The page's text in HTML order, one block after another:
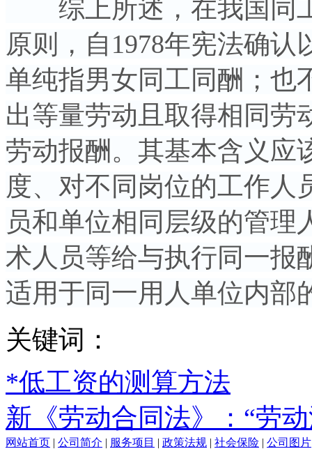
综上所述，在我国同
原则，自1978年宪法确
单纯指男女同工同酬；也
出等量劳动且取得相同劳
劳动报酬。其基本含义应
度、对不同岗位的工作人
员和单位相同层级的管理
术人员等给与执行同一报
适用于同一用人单位内部
关键词：
*低工资的测算方法
新《劳动合同法》：“劳
网站首页 | 公司简介 | 服务项目 | 政策法规 | 社会保险 | 公司图片